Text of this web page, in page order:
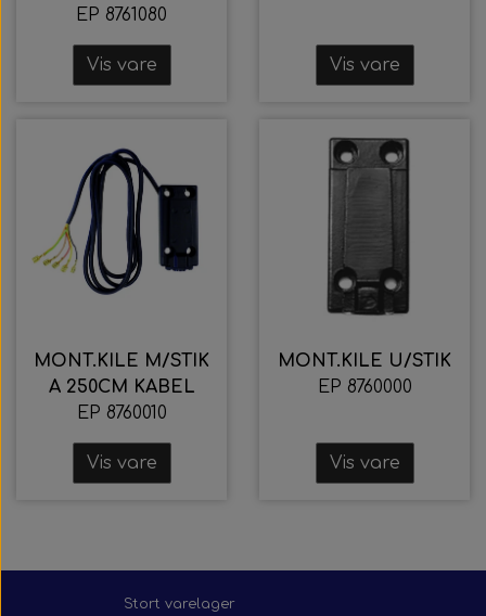
EP 8761080
Vis vare Vis vare
MONT.KILE M/STIK
A 250CM KABEL
EP 8760010
Vis vare
MONT.KILE U/STIK
EP 8760000
Vis vare
Stort varelager